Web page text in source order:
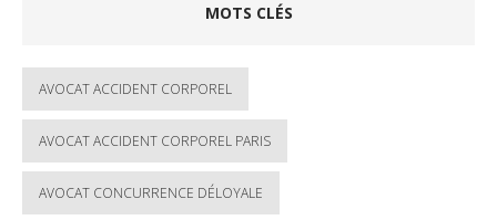
MOTS CLÉS
AVOCAT ACCIDENT CORPOREL
AVOCAT ACCIDENT CORPOREL PARIS
AVOCAT CONCURRENCE DÉLOYALE